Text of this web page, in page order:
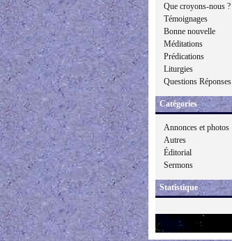
Que croyons-nous ?
Témoignages
Bonne nouvelle
Méditations
Prédications
Liturgies
Questions Réponses
Catégories
Annonces et photos
Autres
Éditorial
Sermons
Statistique